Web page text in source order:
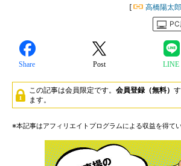
[ 高橋陽太
Share Post LINE
この記事は会員限定です。 会員登録（無料）
ます。
※本記事はアフィリエイトプログラムによる収益を得て